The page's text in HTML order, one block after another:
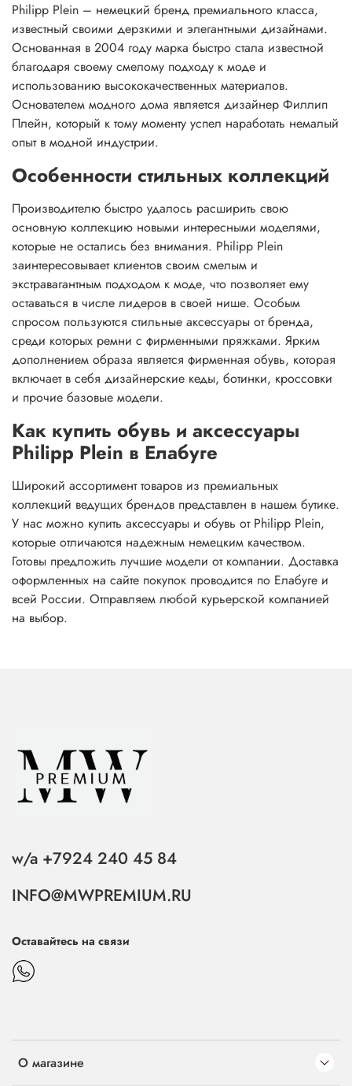
Philipp Plein – немецкий бренд премиального класса,
известный своими дерзкими и элегантными дизайнами.
Основанная в 2004 году марка быстро стала известной
благодаря своему смелому подходу к моде и
использованию высококачественных материалов.
Основателем модного дома является дизайнер Филлип
Плейн, который к тому моменту успел наработать немалый
опыт в модной индустрии.
Особенности стильных коллекций
Производителю быстро удалось расширить свою
основную коллекцию новыми интересными моделями,
которые не остались без внимания. Philipp Plein
заинтересовывает клиентов своим смелым и
экстравагантным подходом к моде, что позволяет ему
оставаться в числе лидеров в своей нише. Особым
спросом пользуются стильные аксессуары от бренда,
среди которых ремни с фирменными пряжками. Ярким
дополнением образа является фирменная обувь, которая
включает в себя дизайнерские кеды, ботинки, кроссовки
и прочие базовые модели.
Как купить обувь и аксессуары
Philipp Plein в Елабуге
Широкий ассортимент товаров из премиальных
коллекций ведущих брендов представлен в нашем бутике.
У нас можно купить аксессуары и обувь от Philipp Plein,
которые отличаются надежным немецким качеством.
Готовы предложить лучшие модели от компании. Доставка
оформленных на сайте покупок проводится по Елабуге и
всей России. Отправляем любой курьерской компанией
на выбор.
О магазине
w/a +7924 240 45 84
INFO@MWPREMIUM.RU
Оставайтесь на связи